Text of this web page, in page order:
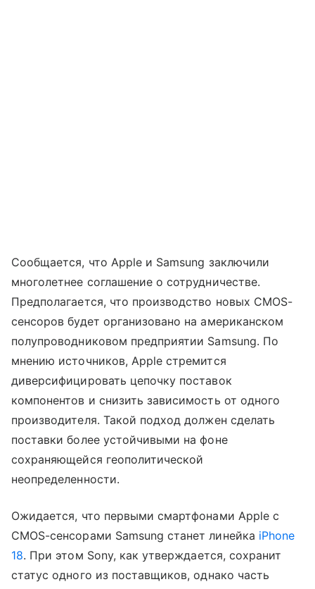
Сообщается, что Apple и Samsung заключили
многолетнее соглашение о сотрудничестве.
Предполагается, что производство новых CMOS-
сенсоров будет организовано на американском
полупроводниковом предприятии Samsung. По
мнению источников, Apple стремится
диверсифицировать цепочку поставок
компонентов и снизить зависимость от одного
производителя. Такой подход должен сделать
поставки более устойчивыми на фоне
сохраняющейся геополитической
неопределенности.
Ожидается, что первыми смартфонами Apple с
CMOS-сенсорами Samsung станет линейка iPhone
18. При этом Sony, как утверждается, сохранит
статус одного из поставщиков, однако часть